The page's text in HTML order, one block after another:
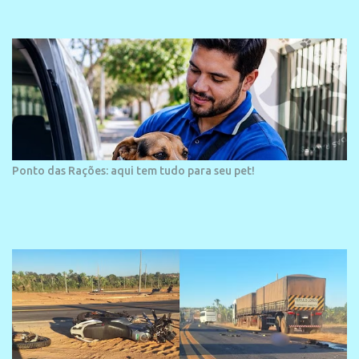
Ponto das Rações: aqui tem tudo para seu pet!